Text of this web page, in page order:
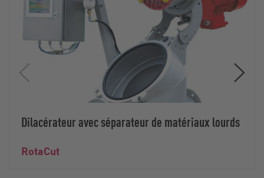
Dilacérateur avec séparateur de matériaux lourds
RotaCut